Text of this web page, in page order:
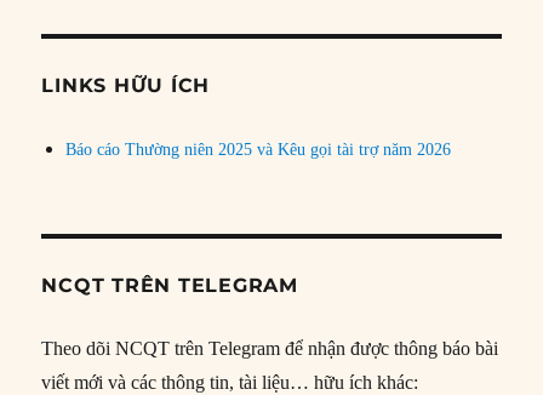
đề
LINKS HỮU ÍCH
Báo cáo Thường niên 2025 và Kêu gọi tài trợ năm 2026
NCQT TRÊN TELEGRAM
Theo dõi NCQT trên Telegram để nhận được thông báo bài
viết mới và các thông tin, tài liệu… hữu ích khác: